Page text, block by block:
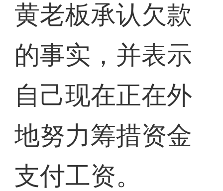
黄老板承认欠款
的事实，并表示
自己现在正在外
地努力筹措资金
支付工资。